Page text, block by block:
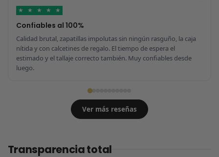
★ ★ ★ ★ ★
Confiables al 100%
Calidad brutal, zapatillas impolutas sin ningún rasguño, la caja
nítida y con calcetines de regalo. El tiempo de espera el
estimado y el tallaje correcto también. Muy confiables desde
luego.
Ver más reseñas
Transparencia total